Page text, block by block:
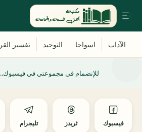
للإنضمام في مجموعتي في فيسبوك..
فيسبوك ثريدز تليجرام